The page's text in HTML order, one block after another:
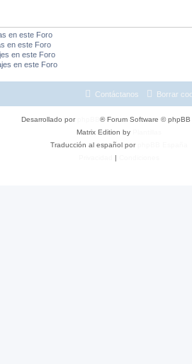
en este Foro
en este Foro
en este Foro
en este Foro
Borrar
Contáctanos
Desarrollado por
® Forum Software © phpBB
Matrix Edition by
Traducción al español por
|